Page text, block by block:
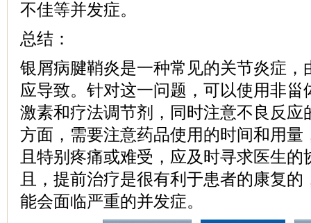
不佳等并发症。
总结：
银屑病腱鞘炎是一种常见的关节炎症，
应导致。针对这一问题，可以使用非甾
激素和疗法调节剂，同时注意不良反应
方面，需要注意药品使用的时间和用量
且特别疼痛或难受，应及时寻求医生
且，提前治疗是很有利于患者的康复
能会面临严重的并发症。